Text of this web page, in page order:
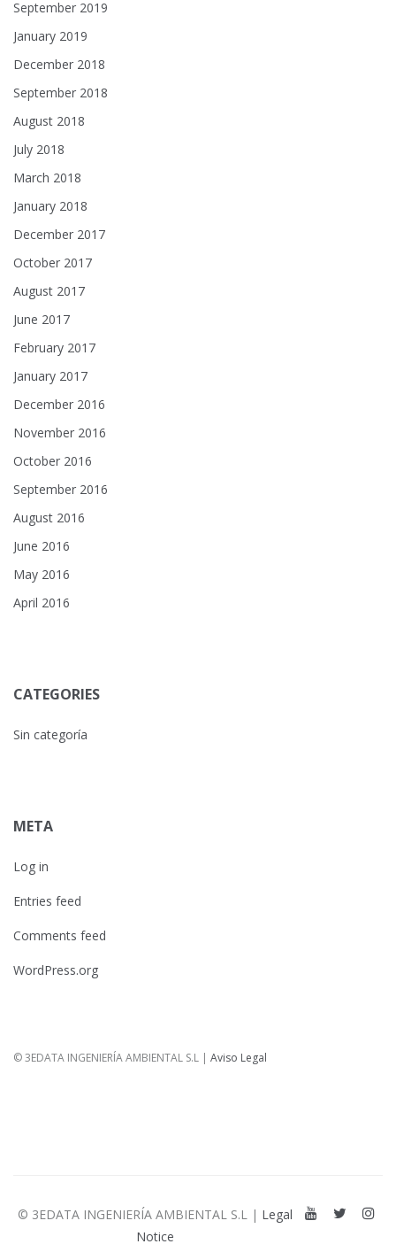
September 2019
January 2019
December 2018
September 2018
August 2018
July 2018
March 2018
January 2018
December 2017
October 2017
August 2017
June 2017
February 2017
January 2017
December 2016
November 2016
October 2016
September 2016
August 2016
June 2016
May 2016
April 2016
CATEGORIES
Sin categoría
META
Log in
Entries feed
Comments feed
WordPress.org
© 3EDATA INGENIERÍA AMBIENTAL S.L | Aviso Legal
© 3EDATA INGENIERÍA AMBIENTAL S.L | Legal
Notice